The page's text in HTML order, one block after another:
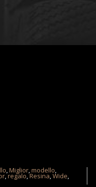
,Miglior,modello,
,regalo,Resina,Wide,